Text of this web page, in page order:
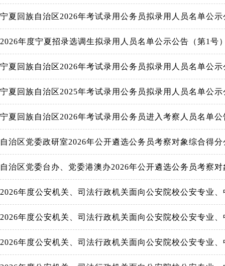
宁夏回族自治区2026年考试录用公务员拟录用人员名单公
2026年度宁夏招录选调生拟录用人员名单公示公告（第1号
宁夏回族自治区2026年考试录用公务员拟录用人员名单公
宁夏回族自治区2025年考试录用公务员拟录用人员名单公
宁夏回族自治区2026年考试录用公务员进入考察人员名单
自治区党委政研室2026年公开遴选公务员考察对象综合得分
自治区党委台办、党委港澳办2026年公开遴选公务员考察
2026年度公安机关、司法行政机关面向公安院校公安专业
2026年度公安机关、司法行政机关面向公安院校公安专业
2026年度公安机关、司法行政机关面向公安院校公安专业